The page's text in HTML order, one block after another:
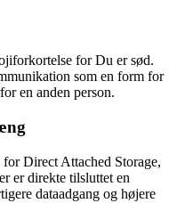
for Du er sød.
som en form for
en anden person.
Direct Attached Storage,
er direkte tilsluttet en
dataadgang og højere